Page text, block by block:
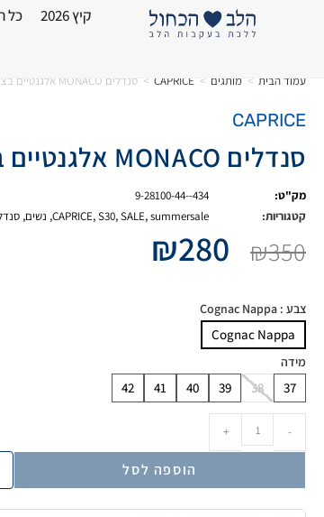
קיץ 2026 כל
עמוד הבית > מותגים >
CAPRICE
> סנדלים MONACO אלגנטיים בצבע חום
CAPRICE
סנדלים MONACO אלגנטיים בצבע חום
מק"ט:
9-28100-44--434
קטגוריות:
CAPRICE,S30,SALE,summersale
, נשים,
₪350
₪280
צבע : Cognac Nappa
Cognac Nappa
מידה
37
38
39
40
41
42
-
+
הוספה לסל